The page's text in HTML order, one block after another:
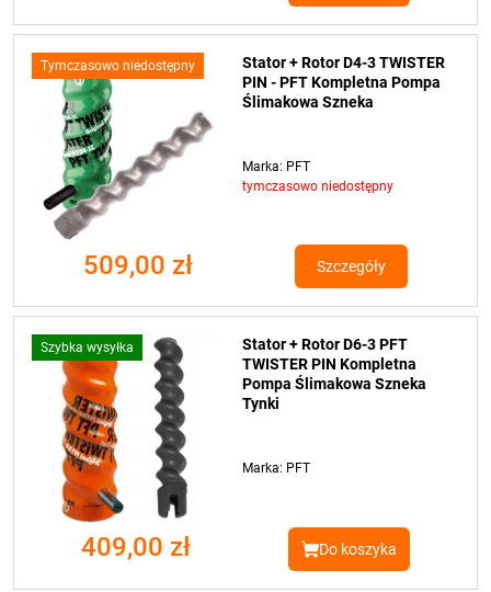
Tymczasowo niedostępny
Stator + Rotor D4-3 TWISTER
PIN - PFT Kompletna Pompa
Ślimakowa Szneka
Marka: PFT
tymczasowo niedostępny
509,00 zł Szczegóły
Szybka wysyłka
Stator + Rotor D6-3 PFT
TWISTER PIN Kompletna
Pompa Ślimakowa Szneka
Tynki
Marka: PFT
409,00 zł Do koszyka